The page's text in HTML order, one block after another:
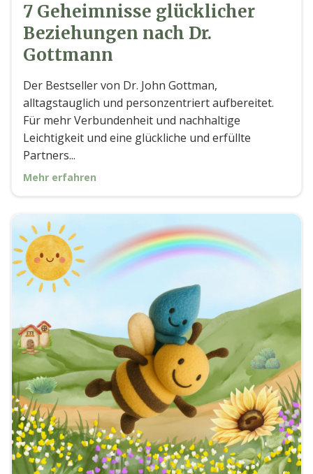
7 Geheimnisse glücklicher
Beziehungen nach Dr.
Gottmann
Der Bestseller von Dr. John Gottman,
alltagstauglich und personzentriert aufbereitet.
Für mehr Verbundenheit und nachhaltige
Leichtigkeit und eine glückliche und erfüllte
Partners...
Mehr erfahren